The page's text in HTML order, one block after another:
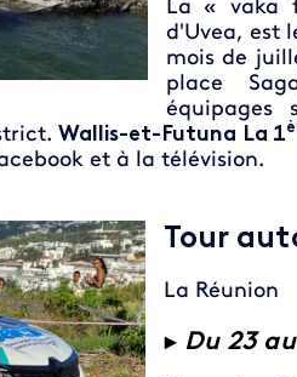
La « vaka
d'Uvea, est
mois de
place
équipages
Wallis-et-Futuna La 1
et à la télévision.
Tour
La Réunion
► Du 23